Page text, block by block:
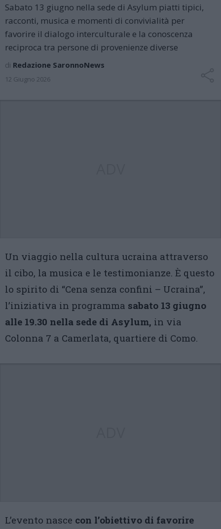
Sabato 13 giugno nella sede di Asylum piatti tipici,
racconti, musica e momenti di convivialità per
favorire il dialogo interculturale e la conoscenza
reciproca tra persone di provenienze diverse
di Redazione SaronnoNews
12 Giugno 2026
Un viaggio nella cultura ucraina attraverso
il cibo, la musica e le testimonianze. È questo
lo spirito di “Cena senza confini – Ucraina”,
l’iniziativa in programma sabato 13 giugno
alle 19.30 nella sede di Asylum, in via
Colonna 7 a Camerlata, quartiere di Como.
L’evento nasce con l’obiettivo di favorire